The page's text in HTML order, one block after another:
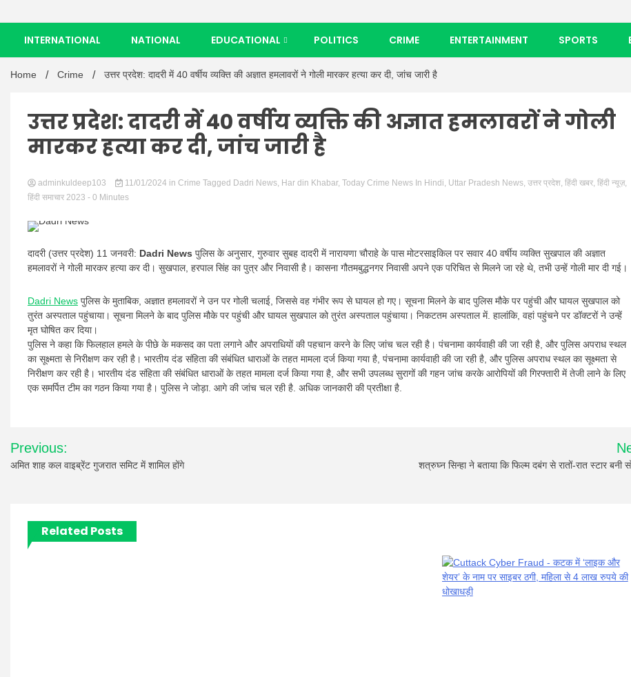
INTERNATIONAL NATIONAL EDUCATIONAL POLITICS CRIME ENTERTAINMENT SPORTS
Home Crime उत्तर प्रदेश: दादरी में 40 वर्षीय व्यक्ति की अज्ञात हमलावरों ने गोली मारकर हत्या कर दी, जांच जारी है
उत्तर प्रदेश: दादरी में 40 वर्षीय व्यक्ति की अज्ञात हमलावरों ने गोली
मारकर हत्या कर दी, जांच जारी है
adminkuldeep103 11/01/2024 in Crime Tagged Dadri News, Har din Khabar, Today Crime News In Hindi, Uttar Pradesh News, उत्तर प्रदेश, हिंदी खबर, हिंदी न्यूज़,
हिंदी समाचार 2023 - 0 Minutes
दादरी (उत्तर प्रदेश) 11 जनवरी: Dadri News पुलिस के अनुसार, गुरुवार सुबह दादरी में नारायणा चौराहे के पास मोटरसाइकिल पर सवार 40 वर्षीय व्यक्ति सुखपाल की अज्ञात
हमलावरों ने गोली मारकर हत्या कर दी। सुखपाल, हरपाल सिंह का पुत्र और निवासी है। कासना गौतमबुद्धनगर निवासी अपने एक परिचित से मिलने जा रहे थे, तभी उन्हें गोली मार दी गई।
Dadri News पुलिस के मुताबिक, अज्ञात हमलावरों ने उन पर गोली चलाई, जिससे वह गंभीर रूप से घायल हो गए। सूचना मिलने के बाद पुलिस मौके पर पहुंची और घायल सुखपाल को
तुरंत अस्पताल पहुंचाया। सूचना मिलने के बाद पुलिस मौके पर पहुंची और घायल सुखपाल को तुरंत अस्पताल पहुंचाया। निकटतम अस्पताल में. हालांकि, वहां पहुंचने पर डॉक्टरों ने उन्हें
मृत घोषित कर दिया।
पुलिस ने कहा कि फिलहाल हमले के पीछे के मकसद का पता लगाने और अपराधियों की पहचान करने के लिए जांच चल रही है। पंचनामा कार्यवाही की जा रही है, और पुलिस अपराध स्थल
का सूक्ष्मता से निरीक्षण कर रही है। भारतीय दंड संहिता की संबंधित धाराओं के तहत मामला दर्ज किया गया है, पंचनामा कार्यवाही की जा रही है, और पुलिस अपराध स्थल का सूक्ष्मता से
निरीक्षण कर रही है। भारतीय दंड संहिता की संबंधित धाराओं के तहत मामला दर्ज किया गया है, और सभी उपलब्ध सुरागों की गहन जांच करके आरोपियों की गिरफ्तारी में तेजी लाने के लिए
एक समर्पित टीम का गठन किया गया है। पुलिस ने जोड़ा. आगे की जांच चल रही है. अधिक जानकारी की प्रतीक्षा है.
Post
navigation
Previous:
अमित शाह कल वाइब्रेंट गुजरात समिट में शामिल होंगे शत्रुघ्न सिन्हा ने बताया कि फिल्म दबंग से रातों-रात स्टार बनी
Related Posts